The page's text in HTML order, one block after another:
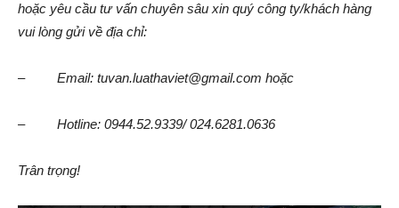
hoặc yêu cầu tư vấn chuyên sâu xin quý công ty/khách hàng
vui lòng gửi về địa chỉ:
– Email: tuvan.luathaviet@gmail.com hoặc
– Hotline: 0944.52.9339/ 024.6281.0636
Trân trọng!